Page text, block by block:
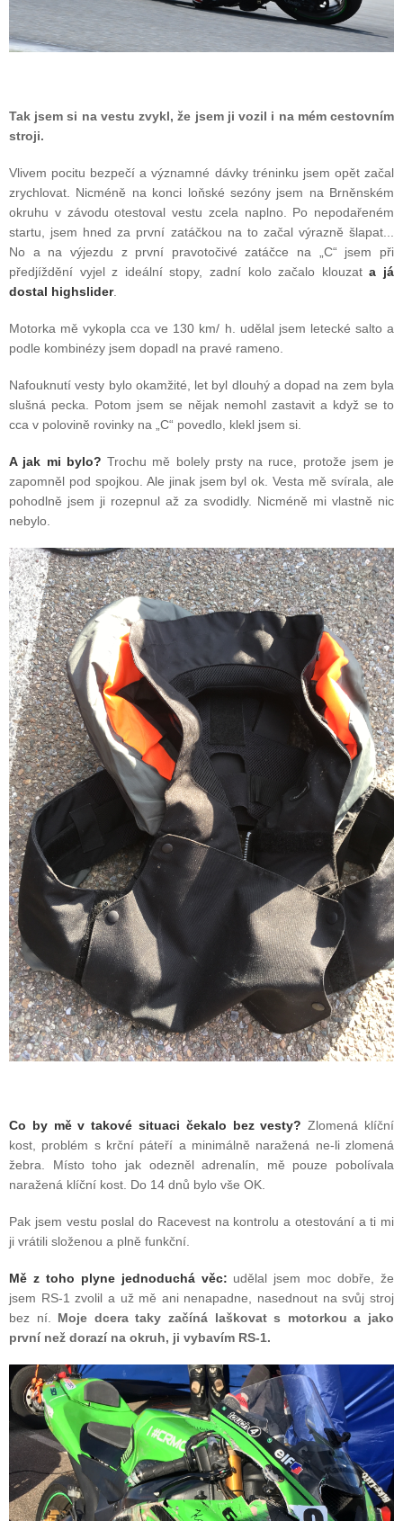
Tak jsem si na vestu zvykl, že jsem ji vozil i na mém cestovním
stroji.
Vlivem pocitu bezpečí a významné dávky tréninku jsem opět začal
zrychlovat. Nicméně na konci loňské sezóny jsem na Brněnském
okruhu v závodu otestoval vestu zcela naplno. Po nepodařeném
startu, jsem hned za první zatáčkou na to začal výrazně šlapat...
No a na výjezdu z první pravotočivé zatáčce na „C“ jsem při
předjíždění vyjel z ideální stopy, zadní kolo začalo klouzata já
dostal highslider.
Motorka mě vykopla cca ve 130 km/ h. udělal jsem letecké salto a
podle kombinézy jsem dopadl na pravé rameno.
Nafouknutí vesty bylo okamžité, let byl dlouhý a dopad na zem byla
slušná pecka. Potom jsem se nějak nemohl zastavit a když se to
cca v polovině rovinky na „C“ povedlo, klekl jsem si.
A jak mi bylo? Trochu mě bolely prsty na ruce, protože jsem je
zapomněl pod spojkou. Ale jinak jsem byl ok. Vesta mě svírala, ale
pohodlně jsem ji rozepnul až za svodidly. Nicméně mi vlastně nic
nebylo.
Co by mě v takové situaci čekalo bez vesty? Zlomená klíční
kost, problém s krční páteří a minimálně naražená ne-li zlomená
žebra. Místo toho jak odezněl adrenalín, mě pouze pobolívala
naražená klíční kost. Do 14 dnů bylo vše OK.
Pak jsem vestu poslal do Racevest na kontrolu a otestování a ti mi
ji vrátili složenou a plně funkční.
Mě z toho plyne jednoduchá věc: udělal jsem moc dobře, že
jsem RS-1 zvolil a už mě ani nenapadne, nasednout na svůj stroj
bez ní. Moje dcera taky začíná laškovat s motorkou a jako
první než dorazí na okruh, ji vybavím RS-1.